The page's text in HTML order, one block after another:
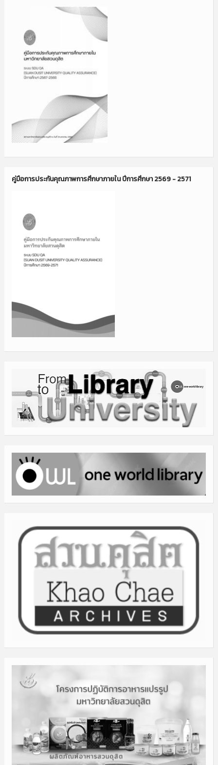
คู่มือการประกันคุณภาพการศึกษาภายใน ปีการศึกษา 2569 - 2571